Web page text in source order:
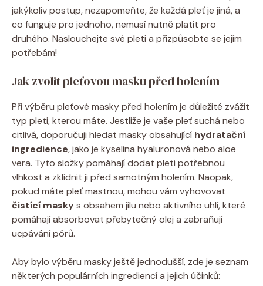
jakýkoliv postup, nezapomeňte, že každá pleť je jiná, a
co funguje pro jednoho, nemusí nutně platit pro
druhého. Naslouchejte své pleti a přizpůsobte se jejím
potřebám!
Jak zvolit pleťovou masku před holením
Při výběru pleťové masky před holením je důležité zvážit
typ pleti, kterou máte. Jestliže je vaše pleť suchá nebo
citlivá, doporučuji hledat masky obsahující hydratační
ingredience, jako je kyselina hyaluronová nebo aloe
vera. Tyto složky pomáhají dodat pleti potřebnou
vlhkost a zklidnit ji před samotným holením. Naopak,
pokud máte pleť mastnou, mohou vám vyhovovat
čistící maskys obsahem jílu nebo aktivního uhlí, které
pomáhají absorbovat přebytečný olej a zabraňují
ucpávání pórů.
Aby bylo výběru masky ještě jednodušší, zde je seznam
některých populárních ingrediencí a jejich účinků: